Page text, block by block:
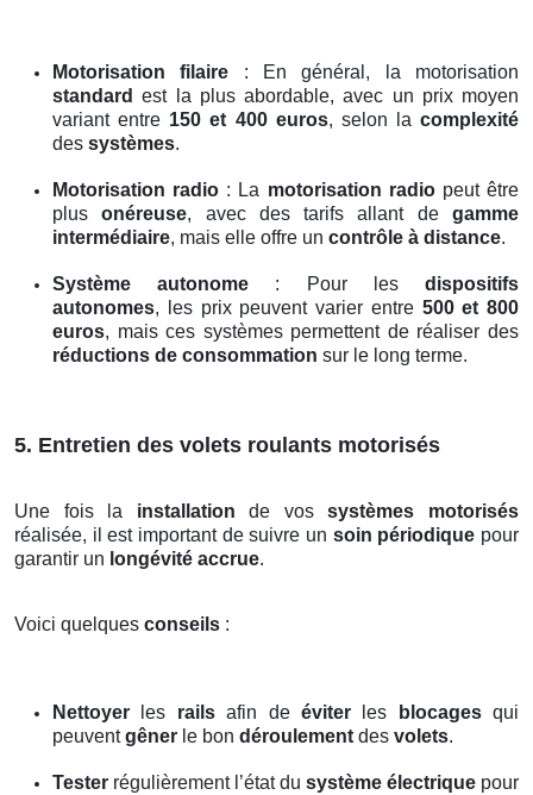
Motorisation filaire : En général, la motorisation
standard est la plus abordable, avec un prix moyen
variant entre 150 et 400 euros, selon la complexité
des systèmes.
Motorisation radio : La motorisation radiopeut être
plusonéreuse, avec des tarifs allant degamme
intermédiaire, mais elle offre un contrôle à distance.
Système autonome : Pour lesdispositifs
autonomes, les prix peuvent varier entre 500 et 800
euros, mais ces systèmes permettent de réaliser des
réductions de consommation sur le long terme.
5. Entretien des volets roulants motorisés
Une fois la installation de vossystèmes motorisés
réalisée, il est important de suivre un soin périodique pour
garantir un longévité accrue.
Voici quelques conseils :
Nettoyer les railsafin de éviterles blocagesqui
peuventgêner le bon déroulement des volets.
Tester régulièrement l’état du système électrique pour